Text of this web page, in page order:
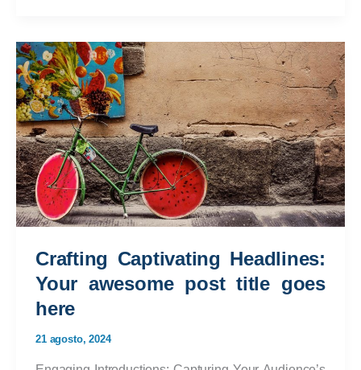
Readers
In:
Your
attractive
post
title
goes
here
Crafting Captivating Headlines:
Your awesome post title goes
here
21 agosto, 2024